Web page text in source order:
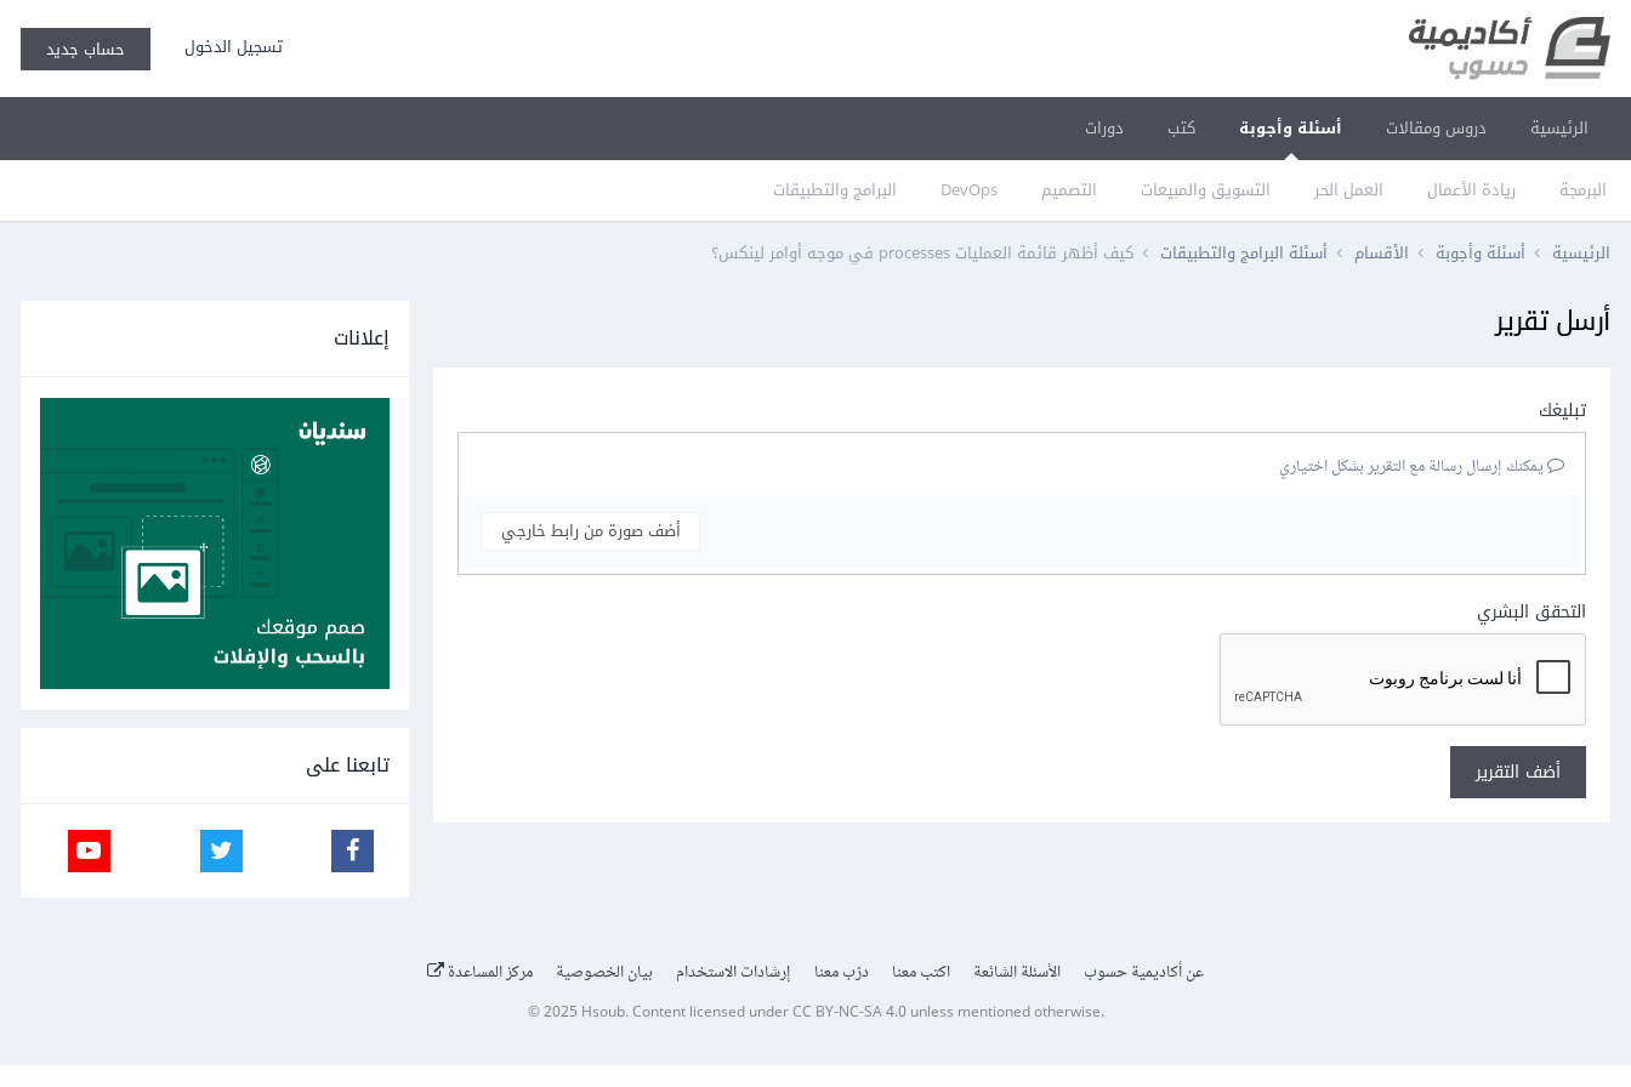
تسجيل الدخول حساب جديد
الرئيسية دروس ومقالات أسئلة وأجوبة
البرمجة ريادة الأعمال العمل الحر التسويق والمبيعات التصميم DevOps البرامج والتطبيقات
كتب دورات
الرئيسية أسئلة وأجوبة الأقسام أسئلة البرامج والتطبيقات كيف أظهر قائمة العمليات processes في موجه أوامر لينكس؟
أرسل تقرير
تبليغك
يمكنك إرسال رسالة مع التقرير بشكل اختياري
أضف صورة من رابط خارجي
التحقق البشري
أضف التقرير
إعلانات
تابعنا على
عن أكاديمية حسوب الأسئلة الشائعة اكتب معنا درّب معنا إرشادات الاستخدام بيان الخصوصية مركز المساعدة
© 2025 Hsoub.Content licensed underCC BY-NC-SA 4.0unless mentioned otherwise.